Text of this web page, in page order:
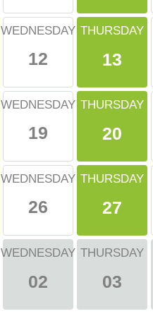
WEDNESDAY
12
THURSDAY
13
WEDNESDAY
19
THURSDAY
20
WEDNESDAY
26
THURSDAY
27
WEDNESDAY
02
THURSDAY
03